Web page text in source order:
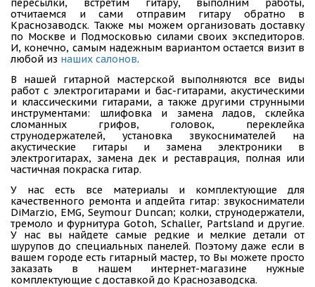
пересылки, встретим гитару, выполним работы,
отчитаемся и сами отправим гитару обратно в
Краснозаводск. Также мы можем организовать доставку
по Москве и Подмосковью силами своих экспедиторов.
И, конечно, самым надежным вариантом остается визит в
любой из наших салонов.
В нашей гитарной мастерской выполняются все виды
работ с электрогитарами и бас-гитарами, акустическими
и классическими гитарами, а также другими струнными
инструментами: шлифовка и замена ладов, склейка
сломанных грифов, головок, переклейка
струнодержателей, установка звукоснимателей на
акустические гитары и замена электроники в
электрогитарах, замена дек и реставрация, полная или
частичная покраска гитар.
У нас есть все материалы и комплектующие для
качественного ремонта и апдейта гитар: звукосниматели
DiMarzio, EMG, Seymour Duncan; колки, струнодержатели,
тремоло и фурнитура Gotoh, Schaller, Partsland и другие.
У нас вы найдете самые редкие и мелкие детали от
шурупов до специальных панелей. Поэтому даже если в
вашем городе есть гитарный мастер, то Вы можете просто
заказать в нашем интернет-магазине нужные
комплектующие с доставкой до Краснозаводска.